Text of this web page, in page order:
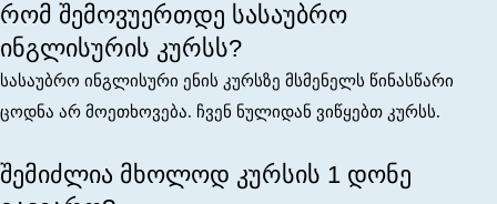
რომ შემოვუერთდე სასაუბრო
ინგლისურის კურსს?
სასაუბრო ინგლისური ენის კურსზე მსმენელს წინასწარი
ცოდნა არ მოეთხოვება. ჩვენ ნულიდან ვიწყებთ კურსს.
შემიძლია მხოლოდ კურსის 1 დონე